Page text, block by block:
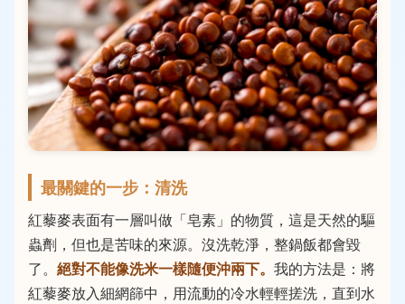
最關鍵的一步：清洗
紅藜麥表面有一層叫做「皂素」的物質，這是天然的驅
蟲劑，但也是苦味的來源。沒洗乾淨，整鍋飯都會毀
了。 絕對不能像洗米一樣隨便沖兩下。 我的方法是：將
紅藜麥放入細網篩中，用流動的冷水輕輕搓洗，直到水